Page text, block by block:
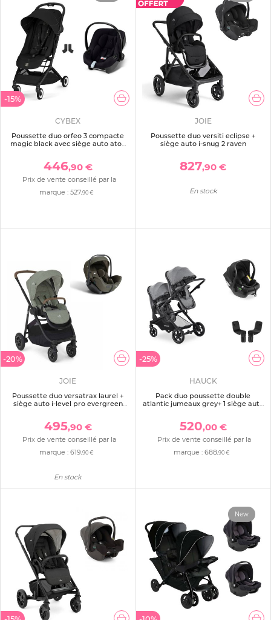
-15%
CYBEX
Poussette duo orfeo 3 compacte
magic black avec siège auto aton
446,90 €
Prix de vente conseillé par la
marque :527,90 €
JOIE
Poussette duo versiti eclipse +
siège auto i-snug 2 raven
827,90 €
En stock
-20%
JOIE
Poussette duo versatrax laurel +
siège auto i-level pro evergreen
495,90 €
Prix de vente conseillé par la
marque :619,90 €
En stock
-25%
HAUCK
Pack duo poussette double
atlantic jumeaux grey+ 1 siège auto
520,00 €
Prix de vente conseillé par la
marque :688,90 €
New